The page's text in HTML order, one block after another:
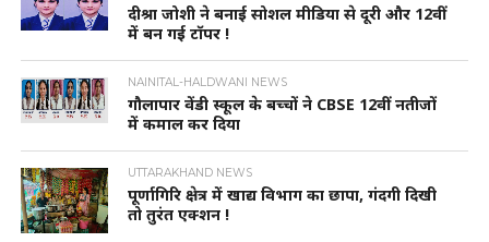
दीश्रा जोशी ने बनाई सोशल मीडिया से दूरी और 12वीं
में बन गई टॉपर !
NAINITAL-HALDWANI NEWS
गौलापार वेंडी स्कूल के बच्चों ने CBSE 12वीं नतीजों
में कमाल कर दिया
UTTARAKHAND NEWS
पूर्णागिरि क्षेत्र में खाद्य विभाग का छापा, गंदगी दिखी
तो तुरंत एक्शन !